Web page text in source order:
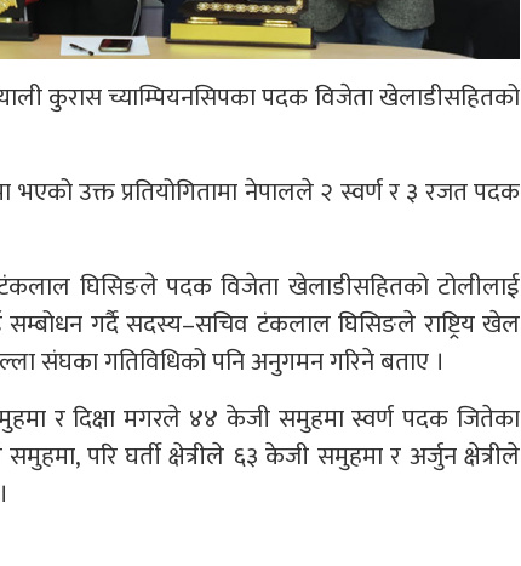
कुरास च्याम्पियनसिपका पदक विजेता खेलाडीसहितको
उक्त प्रतियोगितामा नेपालले २ स्वर्ण र ३ रजत पदक
घिसिङले पदक विजेता खेलाडीसहितको टोलीलाई
गर्दै सदस्य–सचिव टंकलाल घिसिङले राष्ट्रिय खेल
संघका गतिविधिको पनि अनुगमन गरिने बताए ।
र दिक्षा मगरले ४४ केजी समुहमा स्वर्ण पदक जितेका
परि घर्ती क्षेत्रीले ६३ केजी समुहमा र अर्जुन क्षेत्रीले